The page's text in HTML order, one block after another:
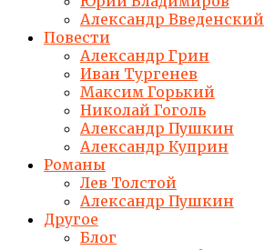
Александр Введенский
Повести
Александр Грин
Иван Тургенев
Максим Горький
Николай Гоголь
Александр Пушкин
Александр Куприн
Романы
Лев Толстой
Александр Пушкин
Другое
Блог